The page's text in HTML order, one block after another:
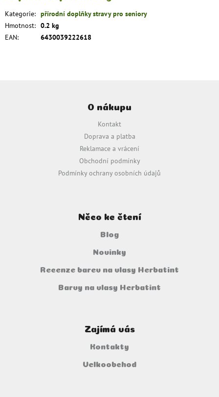
Kategorie: přírodní doplňky stravy pro seniory
Hmotnost: 0.2 kg
EAN: 6430039222618
O nákupu
Kontakt
Doprava a platba
Reklamace a vrácení
Obchodní podmínky
Podmínky ochrany osobních údajů
Něco ke čtení
Blog
Novinky
Recenze barev na vlasy Herbatint
Barvy na vlasy Herbatint
Zajímá vás
Kontakty
Velkoobchod